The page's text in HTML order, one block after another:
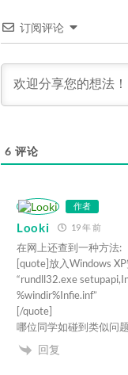
订阅评论
6 评论
作者
Looki 19 年 前
在网上还查到一种方法:
[quote]放入Windows
“rundll32.exe
%windir%Infie.inf”
[/quote]
哪位同学如碰到类似问
回复